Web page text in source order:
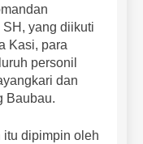
yang diikuti
Kasi, para
personil
dan
Baubau.
itu dipimpin oleh